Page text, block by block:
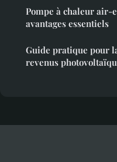
Pompe à chaleur air-
avantages essentiels
Guide pratique pour
revenus